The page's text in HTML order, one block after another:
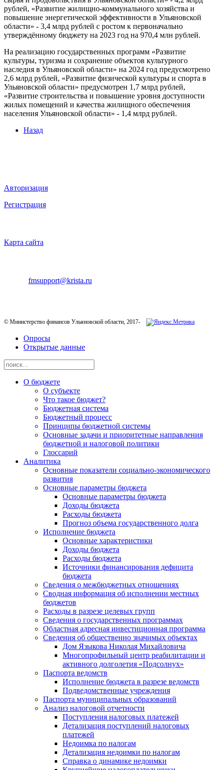
рублей, «Развитие жилищно-коммунального хозяйства и
повышение энергетической эффективности в Ульяновской
области» - 3,4 млрд рублей с ростом к первоначально
утверждённому бюджету на 2023 год на 970,4 млн рублей.
На реализацию государственных программ «Развитие
культуры, туризма и сохранение объектов культурного
наследия в Ульяновской области» на 2024 год предусмотрено
2,6 млрд рублей, «Развитие физической культуры и спорта в
Ульяновской области» предусмотрен 1,7 млрд рублей,
«Развитие строительства и повышение уровня доступности
жилых помещений и качества жилищного обеспечения
населения Ульяновской области» - 1,4 млрд рублей.
Назад
Авторизация
Регистрация
Карта сайта
fmsupport@krista.ru
© Министерство финансов Ульяновской области, 2017-
Опросы
Открытые данные
О бюджете
О субъекте
Что такое бюджет?
Бюджетная система
Бюджетный процесс
Принципы бюджетной системы
Основные задачи и приоритетные направления
бюджетной и налоговой политики
Глоссарий
Аналитика
Основные показатели социально-экономического
развития
Основные параметры бюджета
Основные параметры бюджета
Доходы бюджета
Расходы бюджета
Прогноз объема государственного долга
Исполнение бюджета
Основные характеристики
Доходы бюджета
Расходы бюджета
Источники финансирования дефицита
бюджета
Сведения о межбюджетных отношениях
Сводная информация об исполнении местных
бюджетов
Расходы в разрезе целевых групп
Сведения о государственных программах
Областная адресная инвестиционная программа
Сведения об общественно значимых объектах
Дом Языкова Николая Михайловича
Многопрофильный центр реабилитации и
активного долголетия «Подсолнух»
Паспорта ведомств
Исполнение бюджета в разрезе ведомств
Подведомственные учреждения
Паспорта муниципальных образований
Анализ налоговой отчетности
Поступления налоговых платежей
Детализация поступлений налоговых
платежей
Недоимка по налогам
Детализация недоимки по налогам
Справка о динамике недоимки